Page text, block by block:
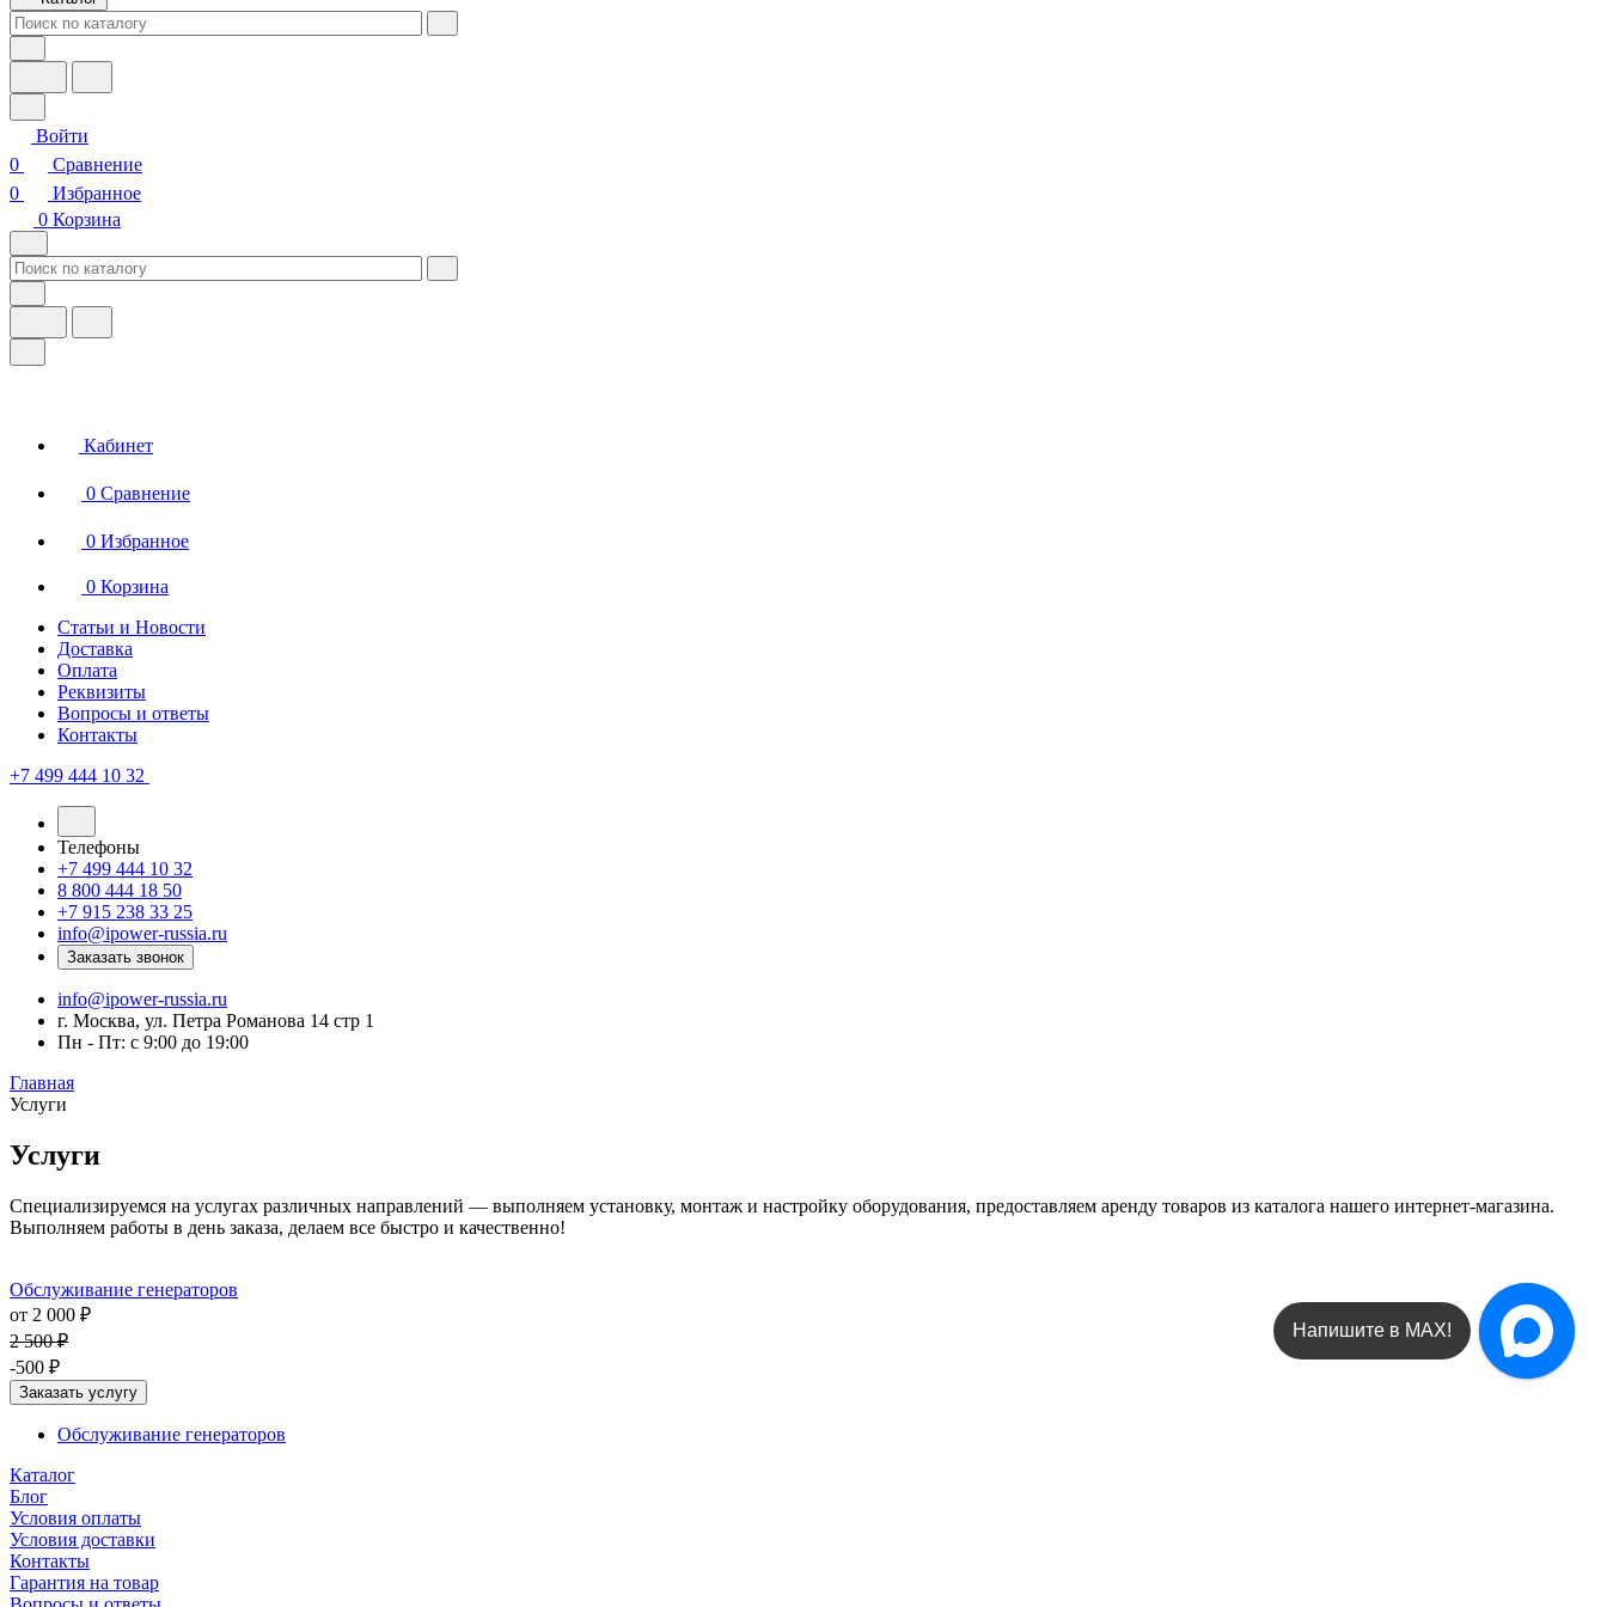
Войти
0
Сравнение
0
Избранное
0 Корзина
Кабинет
0 Сравнение
0 Избранное
0 Корзина
Статьи и Новости
Доставка
Оплата
Реквизиты
Вопросы и ответы
Контакты
+7 499 444 10 32
Телефоны
+7 499 444 10 32
8 800 444 18 50
+7 915 238 33 25
info@ipower-russia.ru
Заказать звонок
info@ipower-russia.ru
г. Москва, ул. Петра Романова 14 стр 1
Пн - Пт: с 9:00 до 19:00
Главная
Услуги
Услуги
Специализируемся на услугах различных направлений — выполняем установку, монтаж и настройку оборудования, предоставляем аренду товаров из каталога нашего интернет-магазина.
Выполняем работы в день заказа, делаем все быстро и качественно!
Обслуживание генераторов
от 2 000 ₽
2 500 ₽
-500 ₽
Заказать услугу
Обслуживание генераторов
Каталог
Блог
Условия оплаты
Условия доставки
Контакты
Гарантия на товар
Написать в Telegram